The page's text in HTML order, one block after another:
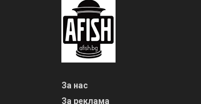
За нас
За реклама